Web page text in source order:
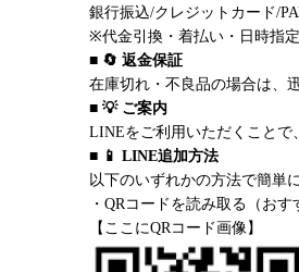
銀行振込/クレジットカード/
※代金引換・着払い・日時指
■ 🔄 返金保証
在庫切れ・不良品の場合は、
■ 💡 ご案内
LINEをご利用いただくことで
■ 📱 LINE追加方法
以下のいずれかの方法で簡単
・QRコードを読み取る（おす
【ここにQRコード画像】